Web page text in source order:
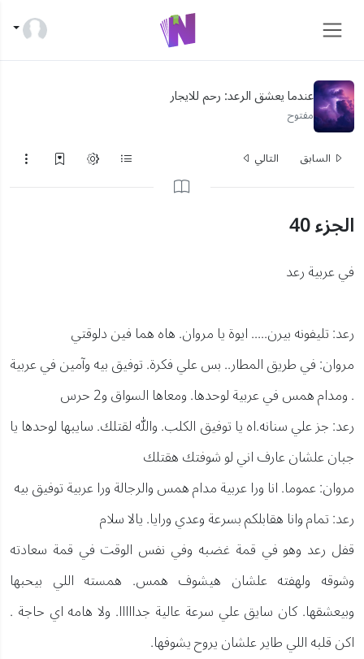
عندما يعشق الرعد: رحم للايجار
مفتوح
السابق
التالي
الجزء 40
في عربية رعد
رعد: تليفونه بيرن..... ايوة يا مروان. هاه هما فين دلوقتي
مروان: في طريق المطار.. بس علي فكرة. توفيق بيه وآمين في عربية
. ومدام همس في عربية لوحدها. ومعاها السواق و2 حرس
رعد: جز علي سنانه.اه يا توفيق الكلب. والله لقتلك. سايبها لوحدها يا
جبان علشان عارف اني لو شوفتك هقتلك
مروان: عموما. انا ورا عربية مدام همس والرجالة ورا عربية توفيق بيه
رعد: تمام وانا هقابلكم بسرعة وعدي ورايا. يالا سلام
قفل رعد وهو في قمة غضبه وفي نفس الوقت في قمة سعادته
وشوقه ولهفته علشان هيشوف همس. همسته اللي بيحبها
وبيعشقها. كان سايق علي سرعة عالية جدااااا. ولا هامه اي حاجة .
اكن قلبه اللي طاير علشان يروح يشوفها.